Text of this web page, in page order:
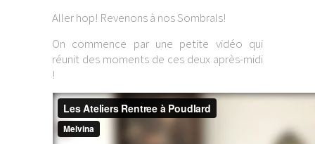
Aller hop! Revenons à nos Sombrals!
On commence par une petite vidéo qui
réunit des moments de ces deux après-midi
!